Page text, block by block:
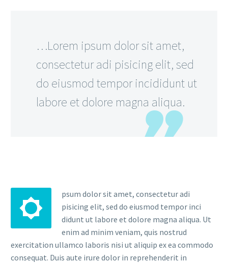
…Lorem ipsum dolor sit amet,
consectetur adi pisicing elit, sed
do eiusmod tempor incididunt ut
labore et dolore magna aliqua.
psum dolor sit amet, consectetur adi
pisicing elit, sed do eiusmod tempor inci
didunt ut labore et dolore magna aliqua. Ut
enim ad minim veniam, quis nostrud
exercitation ullamco laboris nisi ut aliquip ex ea commodo
consequat. Duis aute irure dolor in reprehenderit in